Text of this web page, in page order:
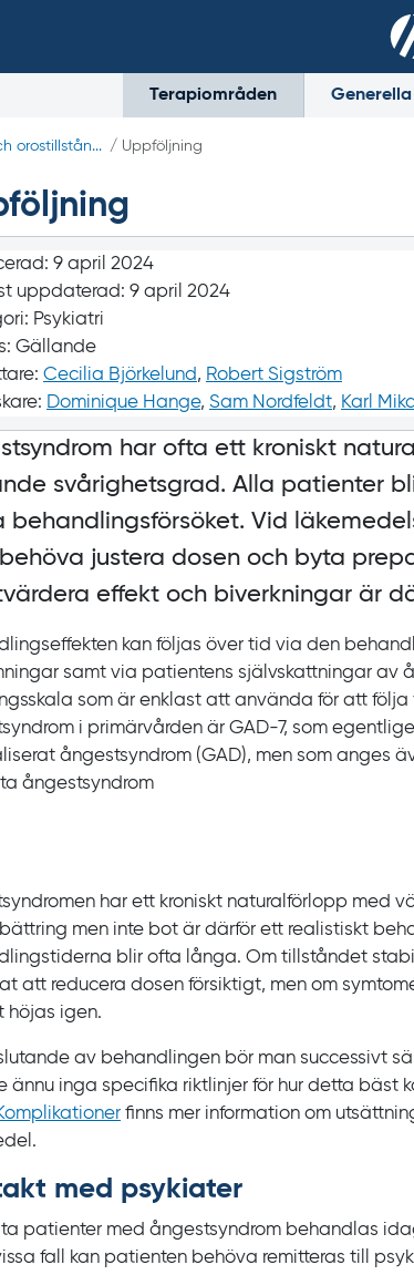
Terapiområden Generella
orostillstån... / Uppföljning
9 april 2024
uppdaterad: 9 april 2024
Psykiatri
Gällande
Cecilia Björkelund, Robert Sigström
Dominique Hange, Sam Nordfeldt, Karl
har ofta ett kroniskt
svårighetsgrad. Alla patienter
behandlingsförsöket. Vid
justera dosen och byta
effekt och biverkningar är
kan följas över tid via den
samt via patientens självskattningar av
som är enklast att använda för att
i primärvården är GAD‍-‍7, som
ångestsyndrom (GAD), men som anges
ångestsyndrom
har ett kroniskt naturalförlopp med
men inte bot är därför ett realistiskt
blir ofta långa. Om tillståndet
att reducera dosen försiktigt, men om
höjas igen.
av behandlingen bör man successivt
ännu inga specifika riktlinjer för hur detta bäst
finns mer information om
med psykiater
patienter med ångestsyndrom behandlas
fall kan patienten behöva remitteras till